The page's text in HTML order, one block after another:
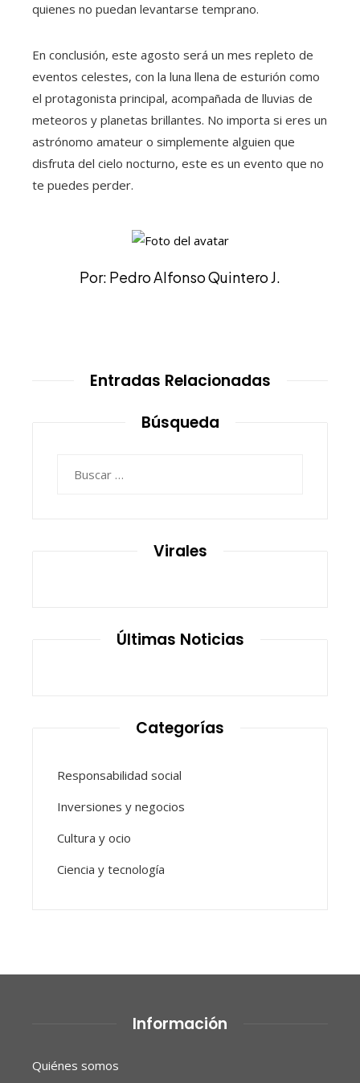
quienes no puedan levantarse temprano.
En conclusión, este agosto será un mes repleto de
eventos celestes, con la luna llena de esturión como
el protagonista principal, acompañada de lluvias de
meteoros y planetas brillantes. No importa si eres un
astrónomo amateur o simplemente alguien que
disfruta del cielo nocturno, este es un evento que no
te puedes perder.
Por: Pedro Alfonso Quintero J.
Entradas Relacionadas
Búsqueda
Virales
Últimas Noticias
Categorías
Responsabilidad social
Inversiones y negocios
Cultura y ocio
Ciencia y tecnología
Información
Quiénes somos